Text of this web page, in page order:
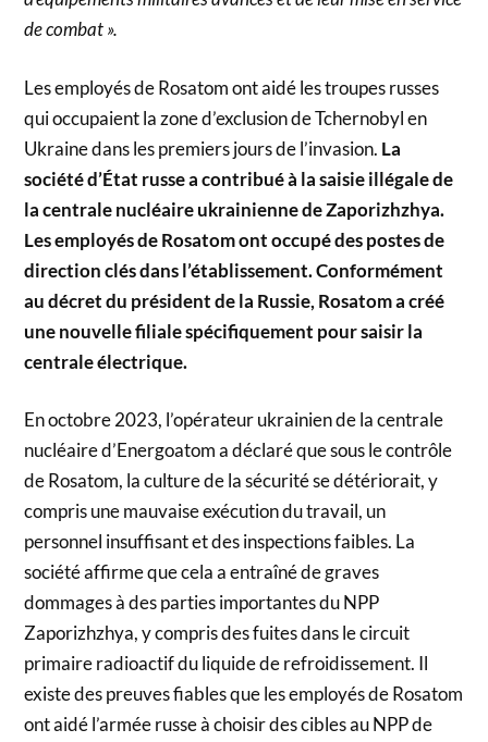
de combat ».
Les employés de Rosatom ont aidé les troupes russes
qui occupaient la zone d’exclusion de Tchernobyl en
Ukraine dans les premiers jours de l’invasion. La
société d’État russe a contribué à la saisie illégale de
la centrale nucléaire ukrainienne de Zaporizhzhya.
Les employés de Rosatom ont occupé des postes de
direction clés dans l’établissement. Conformément
au décret du président de la Russie, Rosatom a créé
une nouvelle filiale spécifiquement pour saisir la
centrale électrique.
En octobre 2023, l’opérateur ukrainien de la centrale
nucléaire d’Energoatom a déclaré que sous le contrôle
de Rosatom, la culture de la sécurité se détériorait, y
compris une mauvaise exécution du travail, un
personnel insuffisant et des inspections faibles. La
société affirme que cela a entraîné de graves
dommages à des parties importantes du NPP
Zaporizhzhya, y compris des fuites dans le circuit
primaire radioactif du liquide de refroidissement. Il
existe des preuves fiables que les employés de Rosatom
ont aidé l’armée russe à choisir des cibles au NPP de